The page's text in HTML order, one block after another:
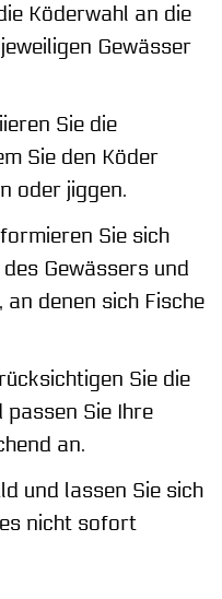
Köderwahl an die
Gewässer
Sie die
Sie den Köder
oder jiggen.
Sie sich
Gewässers und
an denen sich Fische
Sie die
Sie Ihre
an.
und lassen Sie sich
nicht sofort